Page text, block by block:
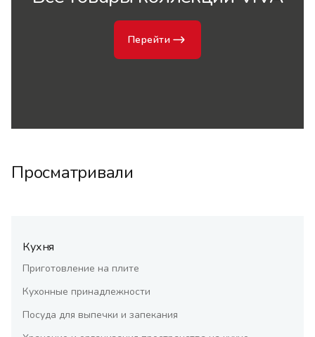
Перейти
Просматривали
Кухня
Приготовление на плите
Кухонные принадлежности
Посуда для выпечки и запекания